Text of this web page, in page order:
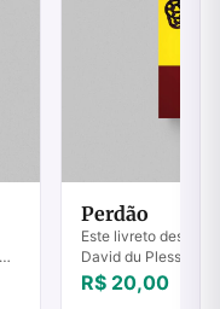
Perdão
Este livreto
David du Plessis
poderoso
carismática. Esta
R$ 20,00